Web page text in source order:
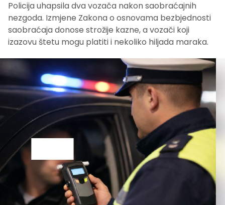
Policija uhapsila dva vozača nakon saobraćajnih
nezgoda. Izmjene Zakona o osnovama bezbjednosti
saobraćaja donose strožije kazne, a vozači koji
izazovu štetu mogu platiti i nekoliko hiljada maraka.